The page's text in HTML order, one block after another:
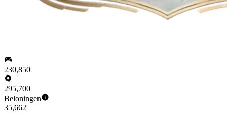
230,850
295,700
Beloningen
35,662